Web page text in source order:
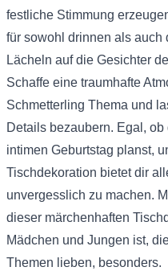
festliche Stimmung
für sowohl drinnen als
Lächeln auf die Gesichter
Schaffe eine traumhafte
Schmetterling Thema und
Details bezaubern. Egal,
intimen Geburtstag planst,
Tischdekoration bietet dir
unvergesslich zu machen.
dieser märchenhaften
Mädchen und Jungen ist,
Themen lieben, besonders.